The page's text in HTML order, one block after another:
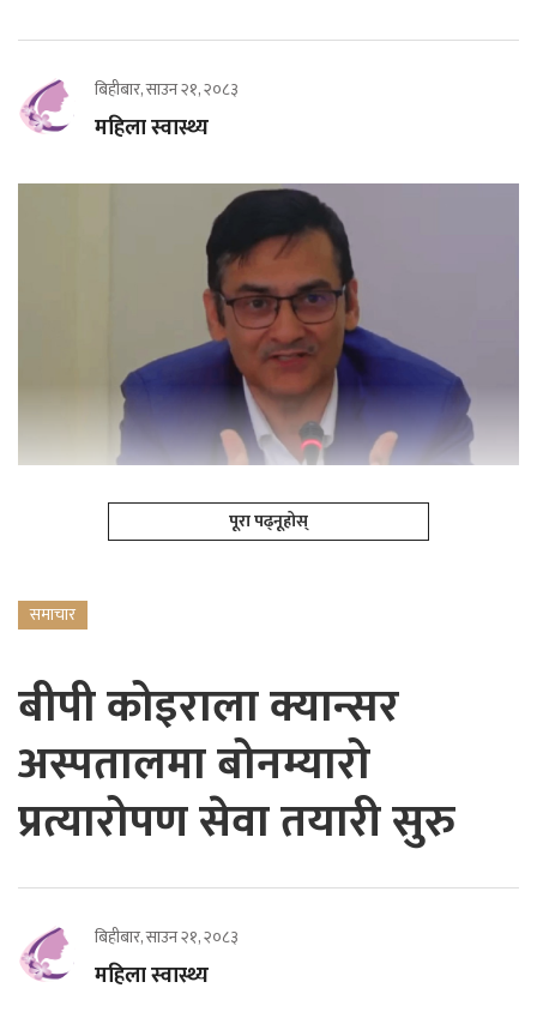
बिहीबार, साउन २१, २०८३
महिला स्वास्थ्य
पूरा पढ्नूहोस्
समाचार
बीपी कोइराला क्यान्सर
अस्पतालमा बोनम्यारो
प्रत्यारोपण सेवा तयारी सुरु
बिहीबार, साउन २१, २०८३
महिला स्वास्थ्य